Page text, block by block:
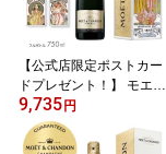
OOLER Yellow label / Ro
se label
【公式店限定ポストカー
ドプレゼント！】 モエ・
エ・シャンドン モエ ア
ンペリアル ミュシャ ゴ
ールドドレス ギフトボッ
9,735 円